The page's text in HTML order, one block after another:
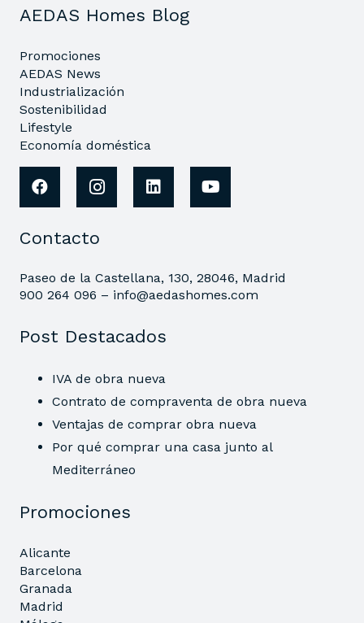
AEDAS Homes Blog
Promociones
AEDAS News
Industrialización
Sostenibilidad
Lifestyle
Economía doméstica
Contacto
Paseo de la Castellana, 130, 28046, Madrid
900 264 096 – info@aedashomes.com
Post Destacados
IVA de obra nueva
Contrato de compraventa de obra nueva
Ventajas de comprar obra nueva
Por qué comprar una casa junto al
Mediterráneo
Promociones
Alicante
Barcelona
Granada
Madrid